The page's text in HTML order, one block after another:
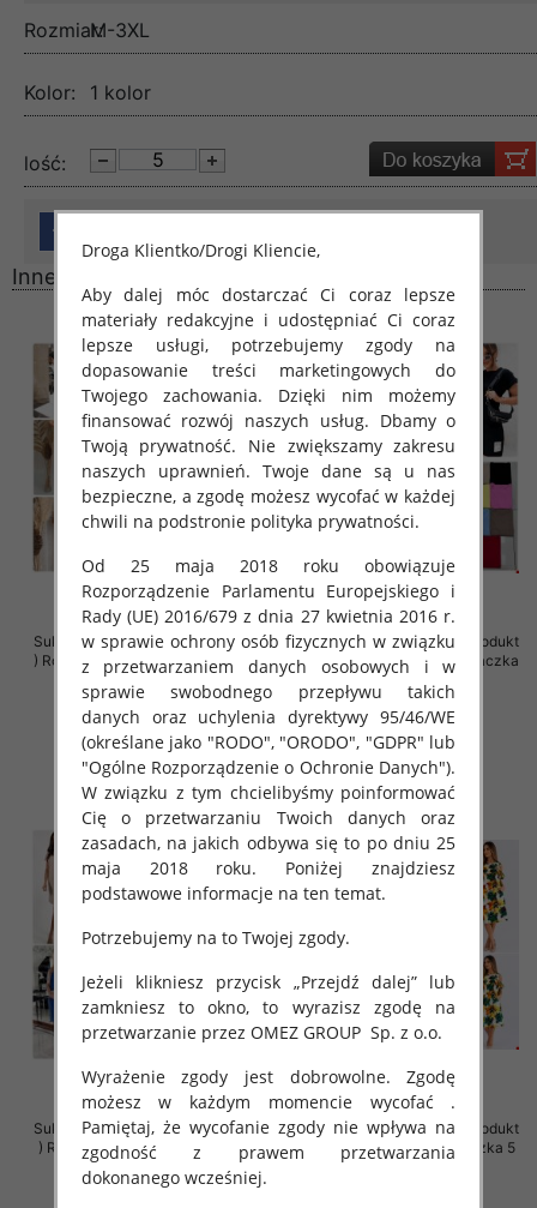
Rozmiar:M-3XL
Kolor: 1 kolor
lość:
Inne produkty
Sukienki damskie (Polska produkt
) Roz Standard , Mix Kolor Paczka
5 szt
40.00 zł
szczegóły
Sukienki damskie (Polska produkt
) Roz Standard , Mix Kolor Paczka
5 szt
40.00 zł
szczegóły
Sukienki damskie (Polska produkt
) Roz 38-48, Mix Kolor Paczka 5
Sukienki damskie (Polska produkt
) Roz 36-44, Mix Kolor Paczka 5
Droga Klientko/Drogi Kliencie,
Aby dalej móc dostarczać Ci coraz lepsze
materiały redakcyjne i udostępniać Ci coraz
lepsze usługi, potrzebujemy zgody na
dopasowanie treści marketingowych do
Twojego zachowania. Dzięki nim możemy
finansować rozwój naszych usług. Dbamy o
Twoją prywatność. Nie zwiększamy zakresu
naszych uprawnień. Twoje dane są u nas
bezpieczne, a zgodę możesz wycofać w każdej
chwili na podstronie polityka prywatności.
Od 25 maja 2018 roku obowiązuje
Rozporządzenie Parlamentu Europejskiego i
Rady (UE) 2016/679 z dnia 27 kwietnia 2016 r.
w sprawie ochrony osób fizycznych w związku
z przetwarzaniem danych osobowych i w
sprawie swobodnego przepływu takich
danych oraz uchylenia dyrektywy 95/46/WE
(określane jako "RODO", "ORODO", "GDPR" lub
"Ogólne Rozporządzenie o Ochronie Danych").
W związku z tym chcielibyśmy poinformować
Cię o przetwarzaniu Twoich danych oraz
zasadach, na jakich odbywa się to po dniu 25
maja 2018 roku. Poniżej znajdziesz
podstawowe informacje na ten temat.
Potrzebujemy na to Twojej zgody.
Jeżeli klikniesz przycisk „Przejdź dalej” lub
zamkniesz to okno, to wyrazisz zgodę na
przetwarzanie przez OMEZ GROUP Sp. z o.o.
Wyrażenie zgody jest dobrowolne. Zgodę
możesz w każdym momencie wycofać .
Pamiętaj, że wycofanie zgody nie wpływa na
zgodność z prawem przetwarzania
dokonanego wcześniej.